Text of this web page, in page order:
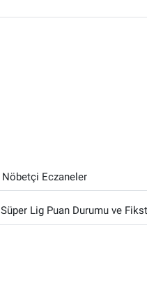
Nöbetçi Eczaneler
Süper Lig Puan Durumu ve